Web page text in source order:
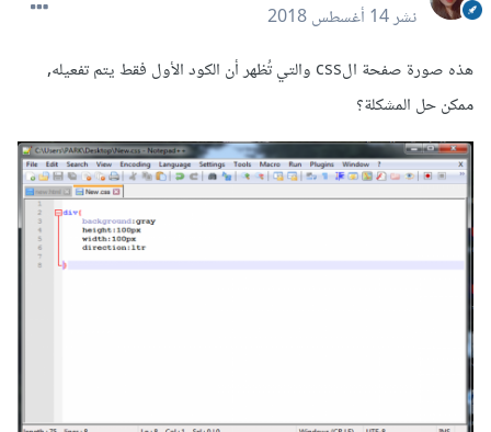
نشر14 أغسطس 2018
هذه صورة صفحة الcss والتي تُظهر أن الكود الأول فقط يتم تفعيله,
ممكن حل المشكلة؟